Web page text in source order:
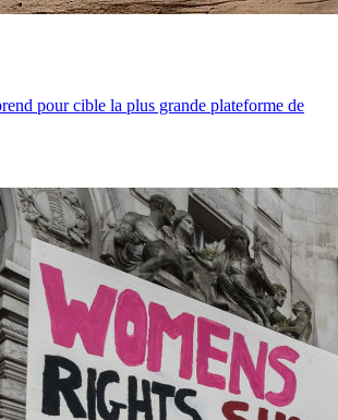
pour cible la plus grande plateforme de